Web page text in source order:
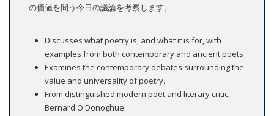
の価値を問う今日の議論を考察します。
Discusses what poetry is, and what it is for, with
examples from both contemporary and ancient poets
Examines the contemporary debates surrounding the
value and universality of poetry.
From distinguished modern poet and literary critic,
Bernard O'Donoghue.